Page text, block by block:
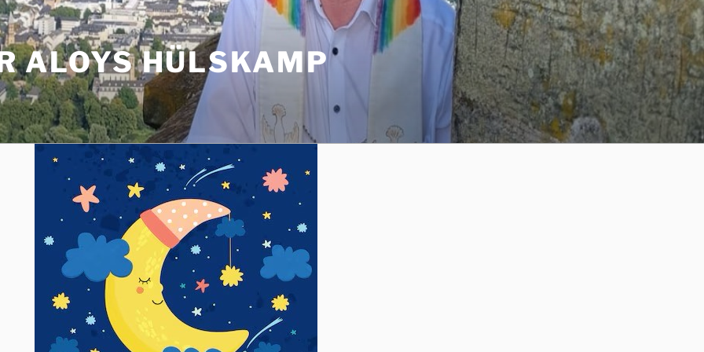
ALOYS HÜLSKAMP